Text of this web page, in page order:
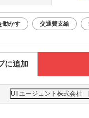
※
動かす 交通費支給
に追加
UTエージェント株式会社